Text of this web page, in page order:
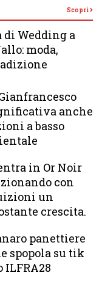
Scopri
di Wedding a
moda,
anche
a basso
in Or Noir
con
un
crescita.
panettiere
spopola su tik
ILFRA28